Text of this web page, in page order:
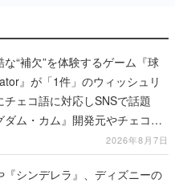
“補欠”を体験するゲーム『球
』が「1件」のウィッシュリ
チェコ語に対応しSNSで話題
ダム・カム』開発元やチェコの
2026年8月7日
『シンデレラ』、ディズニーの